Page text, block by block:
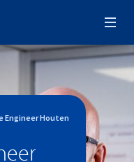
Engineer Houten